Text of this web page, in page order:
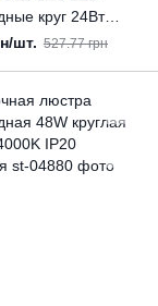
круг 24Вт
Frame 4000K
шт. 527.77 грн